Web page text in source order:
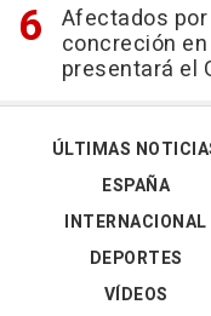
Afectados
concreción
presentará el
ÚLTIMAS
ESPAÑA
INTERNACIONAL
DEPORTES
VÍDEOS